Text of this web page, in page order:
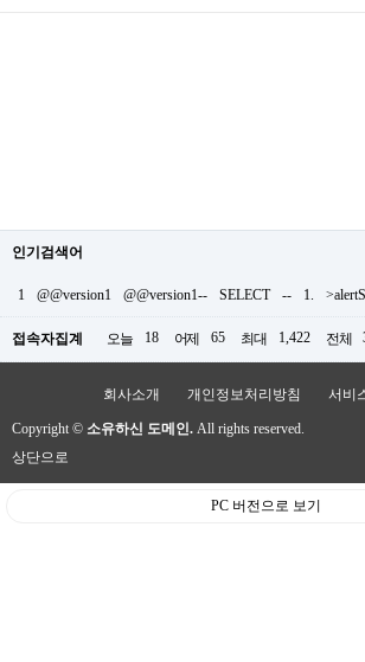
인기검색어
1 @@version1 @@version1-- SELECT -- 1.
접속자집계 오늘 18 어제 65 최대 1,422 전체
회사소개 개인정보처리방침 서비
Copyright © 소유하신 도메인. All rights reserved.
상단으로
PC 버전으로 보기